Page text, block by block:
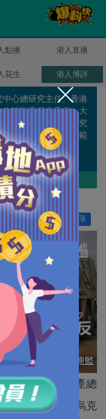
點播 港人直播
花生 港人博評
中心總研究主任、香港
作諮詢委員會委員、大
委員會委員，從事研究
力研究政治、經濟等範
者其他博評
？
分享
55
蘭人均國內生產總
相關數字，將烏克